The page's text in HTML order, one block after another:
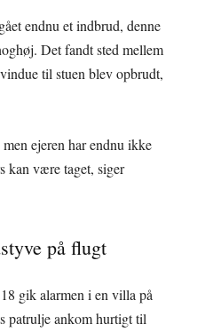
endnu et indbrud, denne
Det fandt sted mellem
til stuen blev opbrudt,
ejeren har endnu ikke
kan være taget, siger
på flugt
gik alarmen i en villa på
patrulje ankom hurtigt til